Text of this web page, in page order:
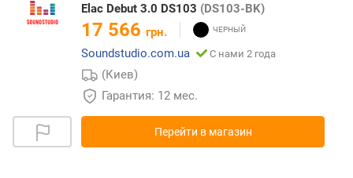
Elac Debut 3.0 DS103 (DS103-BK)
17 566 грн.
Soundstudio.com.ua
С нами 2 года
(Киев)
Гарантия: 12 мес.
Перейти в магазин